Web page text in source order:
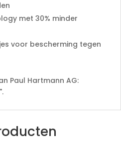
met 30% minder
voor bescherming tegen
Paul Hartmann AG: